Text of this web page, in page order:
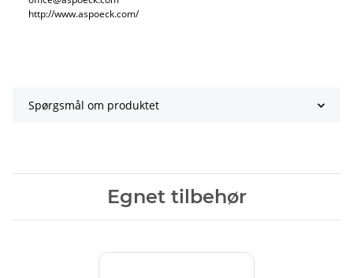
http://www.aspoeck.com/
Spørgsmål om produktet
Egnet tilbehør